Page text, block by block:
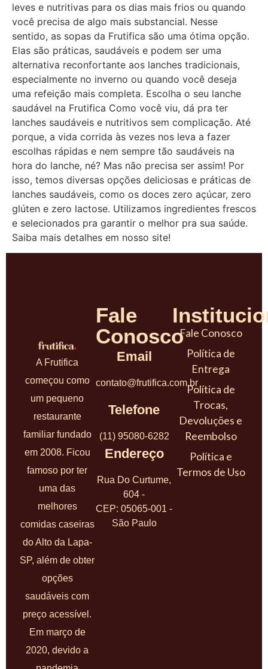
leves e nutritivas para os dias mais frios ou quando
você precisa de algo mais substancial. Nesse
sentido, as sopas da Frutifica são uma ótima opção.
Elas são práticas, saudáveis e podem ser uma
alternativa reconfortante aos lanches tradicionais,
especialmente no inverno ou quando você deseja
uma refeição mais completa. Escolha o seu lanche
saudável na Frutifica Como você viu, dá pra ter
lanches saudáveis e nutritivos sem complicação. Até
porque, a vida corrida às vezes nos leva a fazer
escolhas rápidas e nem sempre tão saudáveis na
hora do lanche, né? Mas não precisa ser assim! Por
isso, temos diversas opções deliciosas e práticas de
lanches saudáveis, como os doces zero açúcar, zero
glúten e zero lactose. Utilizamos ingredientes frescos
e selecionados pra garantir o melhor pra sua saúde.
Saiba mais detalhes em nosso site!
A Frutifica
começou como
um pequeno
restaurante
familiar fundado
em 2008. Ficou
famoso por ter
uma das
melhores
comidas caseiras
do Alto da Lapa-
SP, além de obter
opções
saudáveis com
preço acessível.
Em março de
2020, devido a
Fale Conosco
Política de
Entrega
Política de
Trocas,
Devoluções e
Reembolso
Política e
Termos de Uso
Fale
Conosco
Email
contato@frutifica.com.br
Telefone
(11) 95080-6282
Endereço
Rua Do Curtume,
604 -
CEP: 05065-001 -
São Paulo